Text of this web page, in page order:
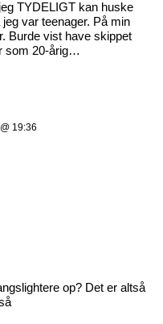
TYDELIGT kan huske
var teenager. På min
Burde vist have skippet
som 20-årig…
19:36
op? Det er altså